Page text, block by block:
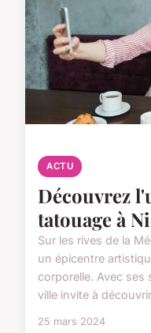
ACTU
Découvrez
tatouage à
Sur les rives de la
un épicentre
corporelle. Avec ses
ville invite à
25 mars 2024